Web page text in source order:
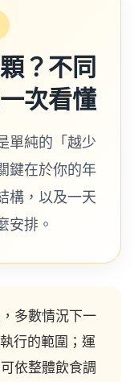
？不同
次看懂
單純的「越少
鍵在於你的年
構，以及一天
安排。
多數情況下一
行的範圍；運
依整體飲食調